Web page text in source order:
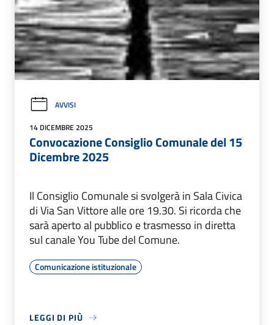
AVVISI
14 DICEMBRE 2025
Convocazione Consiglio Comunale del 15
Dicembre 2025
Il Consiglio Comunale si svolgerà in Sala Civica
di Via San Vittore alle ore 19.30. Si ricorda che
sarà aperto al pubblico e trasmesso in diretta
sul canale You Tube del Comune.
Comunicazione istituzionale
LEGGI DI PIÙ